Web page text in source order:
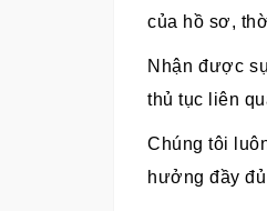
của hồ sơ,
Nhận được
thủ tục liên
Chúng tôi
hưởng đầy